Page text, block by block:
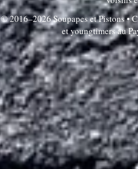
© 2016–2026 Soupapes et Pistons •
et youngtimers au